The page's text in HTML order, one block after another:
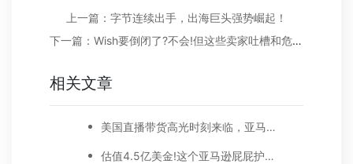
上一篇：字节连续出手，出海巨头强势崛起！
下一篇：Wish要倒闭了?不会!但这些卖家吐槽和危险信号还是要重视
相关文章
美国直播带货高光时刻来临，亚马逊、脸书等巨头不断加码
估值4.5亿美金!这个亚马逊屁屁护理大牌要上岸了